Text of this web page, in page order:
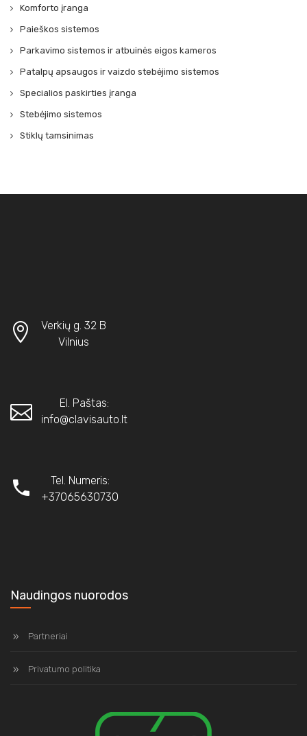
Komforto įranga
Paieškos sistemos
Parkavimo sistemos ir atbuinės eigos kameros
Patalpų apsaugos ir vaizdo stebėjimo sistemos
Specialios paskirties įranga
Stebėjimo sistemos
Stiklų tamsinimas
Verkių g. 32 B
Vilnius
El. Paštas:
info@clavisauto.lt
Tel. Numeris:
+37065630730
Naudingos nuorodos
Partneriai
Privatumo politika